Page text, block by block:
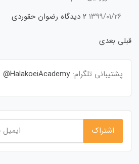
۱۳۹۹/۰۱/۲۶ ۲ دیدگاه
رضوان حقوردی
قبلی بعدی
پشتیبانی تلگرام: HalakoeiAcademy@